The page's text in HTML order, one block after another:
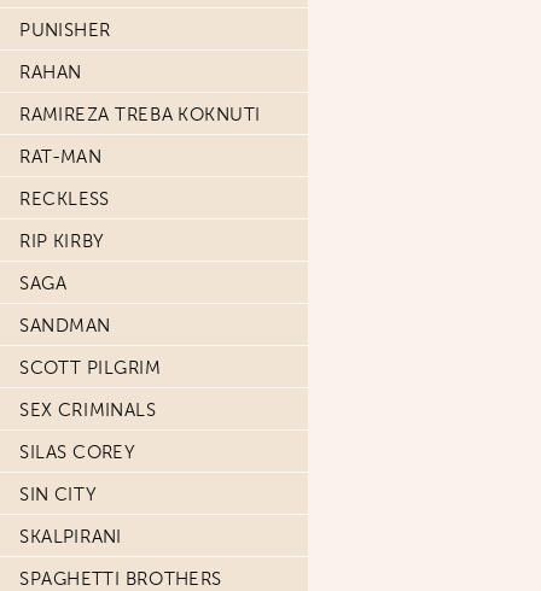
PUNISHER
RAHAN
RAMIREZA TREBA KOKNUTI
RAT-MAN
RECKLESS
RIP KIRBY
SAGA
SANDMAN
SCOTT PILGRIM
SEX CRIMINALS
SILAS COREY
SIN CITY
SKALPIRANI
SPAGHETTI BROTHERS